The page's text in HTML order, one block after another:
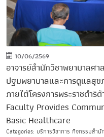
10/06/2569
อาจารย์สำนักวิชาพยาบาลศ
ปฐมพยาบาลและการดูแลสุ
ภายใต้โครงการพระราชดำ
Faculty Provides
Basic Healthcare
Categories: บริการวิชาการ กิจกรรมสำนั